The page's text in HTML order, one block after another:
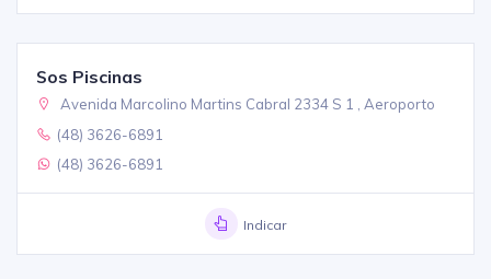
Sos Piscinas
Avenida Marcolino Martins Cabral 2334 S 1 , Aeroporto
(48) 3626-6891
(48) 3626-6891
Indicar